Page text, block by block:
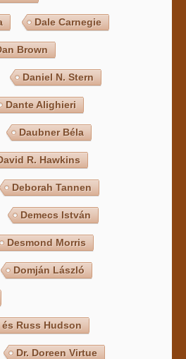
Dale Carnegie
Brown
Daniel N. Stern
Dante Alighieri
Daubner Béla
R. Hawkins
Deborah Tannen
Demecs István
Desmond Morris
Domján László
Russ Hudson
Dr. Doreen Virtue